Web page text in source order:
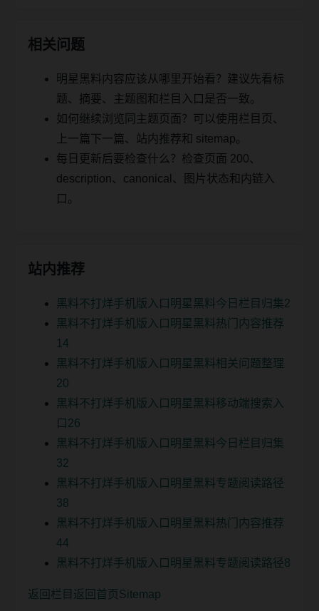
相关问题
明星黑料内容应该从哪里开始看？建议先看标
题、摘要、主题图和栏目入口是否一致。
如何继续浏览同主题页面？可以使用栏目页、
上一篇下一篇、站内推荐和 sitemap。
每日更新后要检查什么？检查页面 200、
description、canonical、图片状态和内链入
口。
站内推荐
黑料不打烊手机版入口明星黑料今日栏目归集2
黑料不打烊手机版入口明星黑料热门内容推荐
14
黑料不打烊手机版入口明星黑料相关问题整理
20
黑料不打烊手机版入口明星黑料移动端搜索入
口26
黑料不打烊手机版入口明星黑料今日栏目归集
32
黑料不打烊手机版入口明星黑料专题阅读路径
38
黑料不打烊手机版入口明星黑料热门内容推荐
44
黑料不打烊手机版入口明星黑料专题阅读路径8
返回栏目 返回首页 Sitemap